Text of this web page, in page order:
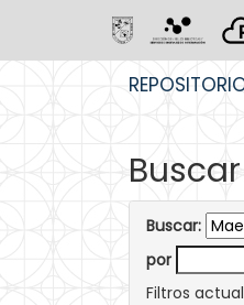
Buscar
Buscar:
por
Filtros